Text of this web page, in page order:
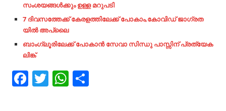
സംശയങ്ങൾക്കും ഉള്ള മറുപടി
7 ദിവസത്തേക്ക് കേരളത്തിലേക്ക് പോകാം,കോവിഡ് ജാഗ്രത
യിൽ അപ്ലൈ
ബാംഗ്ലൂരിലേക്ക് പോകാൻ സേവാ സിന്ധു പാസ്സിന് പ്രത്യേക
ലിങ്ക്
Facebook
TwitterWhatsApp